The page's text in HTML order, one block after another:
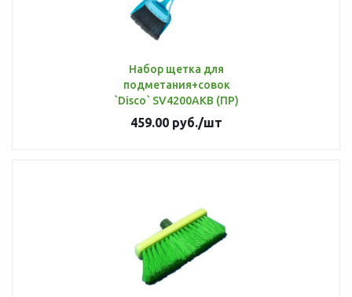
Набор щетка для
подметания+совок
`Disco` SV4200АКВ (ПР)
459.00 руб./шт